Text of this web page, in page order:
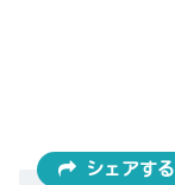
シェアする